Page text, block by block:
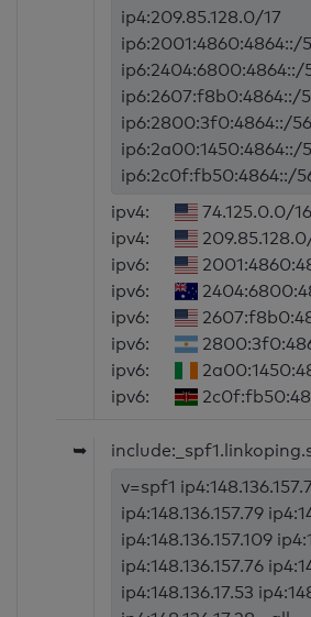
ip4:209.85.128.0/17
ip6:2001:4860:4864::/
ip6:2404:6800:4864::/
ip6:2607:f8b0:4864::/
ip6:2800:3f0:4864::/56
ip6:2a00:1450:4864::/
ip6:2c0f:fb50:4864::/
ipv4:
74.125.0.0/16
ipv4:
ipv6:
ipv6:
ipv6:
ipv6:
ipv6:
ipv6:
➥
v=spf1
ip4:148.136.157.79
ip4:148.136.157.109
ip4:148.136.157.76
ip4:148.136.17.53